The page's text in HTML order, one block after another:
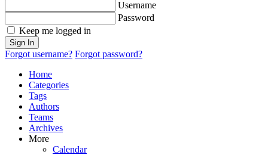
Username
Password
Keep me logged in
Sign In
Forgot username? Forgot password?
Home
Categories
Tags
Authors
Teams
Archives
More
Calendar